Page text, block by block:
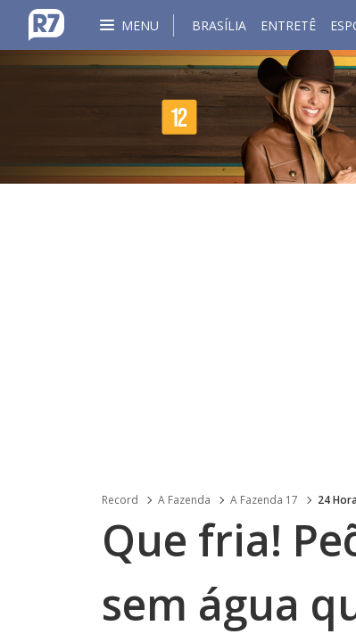
MENU BRASÍLIA ENTRETÊ
Record A Fazenda A Fazenda 17 24
Que fria!
sem água